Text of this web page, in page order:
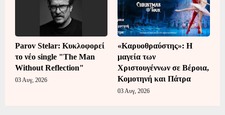
Parov Stelar: Κυκλοφορεί
το νέο single "The Man
Without Reflection"
03 Αυγ, 2026
«Καρυοθραύστης»: Η
μαγεία των
Χριστουγέννων σε Βέροια,
Κομοτηνή και Πάτρα
03 Αυγ, 2026